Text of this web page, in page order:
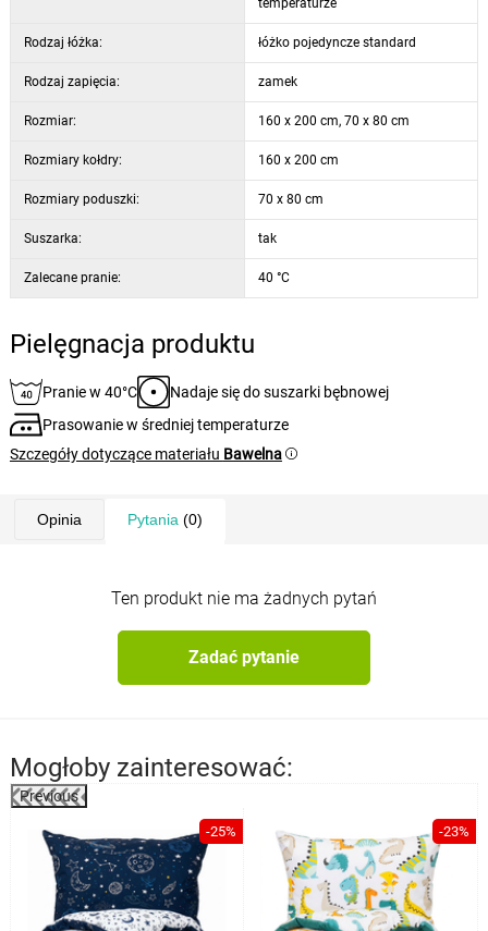
Rodzaj łóżka: łóżko pojedyncze standard
Rodzaj zapięcia: zamek
Rozmiar: 160 x 200 cm, 70 x 80 cm
Rozmiary kołdry: 160 x 200 cm
Rozmiary poduszki: 70 x 80 cm
Suszarka: tak
Zalecane pranie: 40 °C
Pielęgnacja produktu
Pranie w 40°C
Nadaje się do suszarki bębnowej
Prasowanie w średniej temperaturze
Szczegóły dotyczące materiału Bawelna
Opinia Pytania (0)
Ten produkt nie ma żadnych pytań
Zadać pytanie
Mogłoby zainteresować:
Previous
-25% -23%